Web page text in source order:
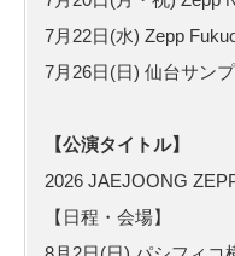
7月22日(水) Zepp
7月26日(日) 仙台サン
【公演タイトル】
2026 JAEJOONG
【日程・会場】